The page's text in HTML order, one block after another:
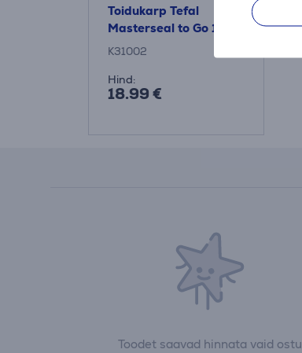
Toidukarp Tefal
Masterseal to Go 1,2 L
K31002
Hind:
18.99 €
Toodet saavad hinnata vaid ostu